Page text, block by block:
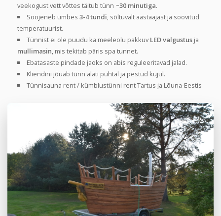
veekogust vett võttes täitub tünn ~30 minutiga.
Soojeneb umbes 3-4tundi, sõltuvalt aastaajast ja soovitud
temperatuurist.
Tünnist ei ole puudu ka meeleolu pakkuvLED valgustusja
mullimasin, mis tekitab päris spa tunnet.
Ebatasaste pindade jaoks on abis reguleeritavad jalad.
Kliendini jõuab tünn alati puhtal ja pestud kujul.
Tünnisauna rent / kümblustünni rent Tartus ja Lõuna-Eestis